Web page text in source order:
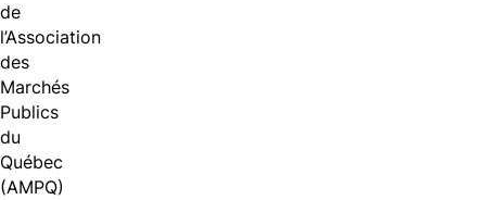
de
l’Association
des
Marchés
Publics
du
Québec
(AMPQ)